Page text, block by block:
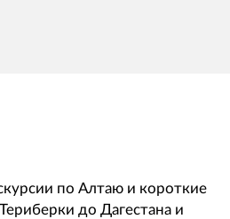
по Алтаю и короткие
до Дагестана и